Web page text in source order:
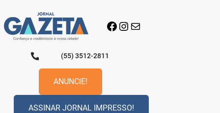
para
o
conteúdo
Facebook
Instagram
E-mail
(55) 3512-2811
ANUNCIE!
ASSINAR JORNAL IMPRESSO!